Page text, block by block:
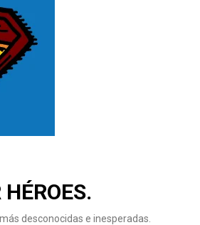
desconocidas e inesperadas.